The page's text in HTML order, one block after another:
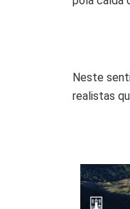
Neste
realistas